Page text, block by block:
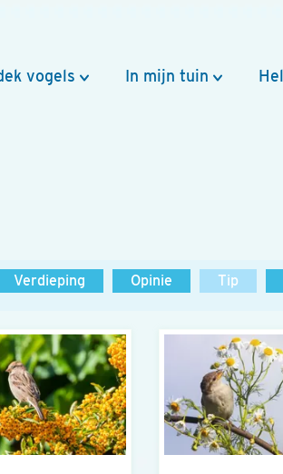
vogels In mijn tuin
Verdieping Opinie Tip